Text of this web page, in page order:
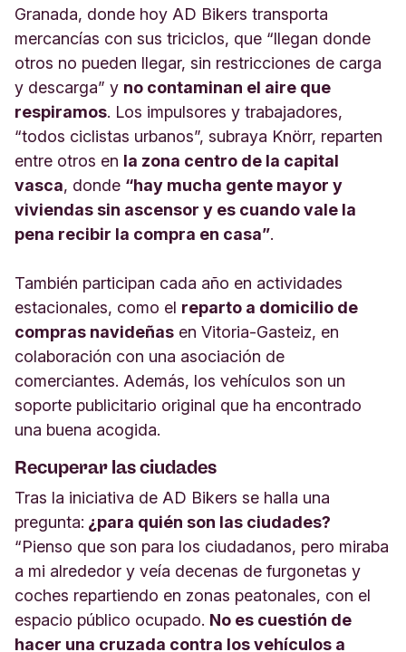
Granada, donde hoy AD Bikers transporta
mercancías con sus triciclos, que “llegan donde
otros no pueden llegar, sin restricciones de carga
y descarga” y no contaminan el aire que
respiramos. Los impulsores y trabajadores,
“todos ciclistas urbanos”, subraya Knörr, reparten
entre otros en la zona centro de la capital
vasca, donde “hay mucha gente mayor y
viviendas sin ascensor y es cuando vale la
pena recibir la compra en casa”.
También participan cada año en actividades
estacionales, como el reparto a domicilio de
compras navideñas en Vitoria-Gasteiz, en
colaboración con una asociación de
comerciantes. Además, los vehículos son un
soporte publicitario original que ha encontrado
una buena acogida.
Recuperar las ciudades
Tras la iniciativa de AD Bikers se halla una
pregunta: ¿para quién son las ciudades?
“Pienso que son para los ciudadanos, pero miraba
a mi alrededor y veía decenas de furgonetas y
coches repartiendo en zonas peatonales, con el
espacio público ocupado. No es cuestión de
hacer una cruzada contra los vehículos a